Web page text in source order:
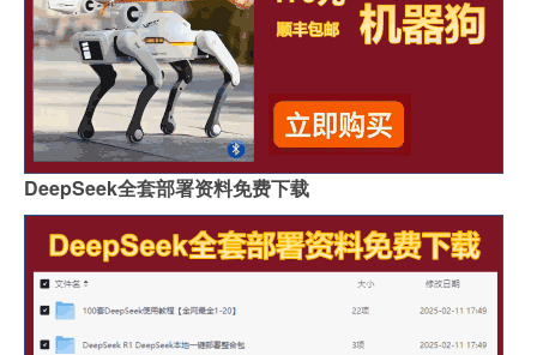
DeepSeek全套部署资料免费下载